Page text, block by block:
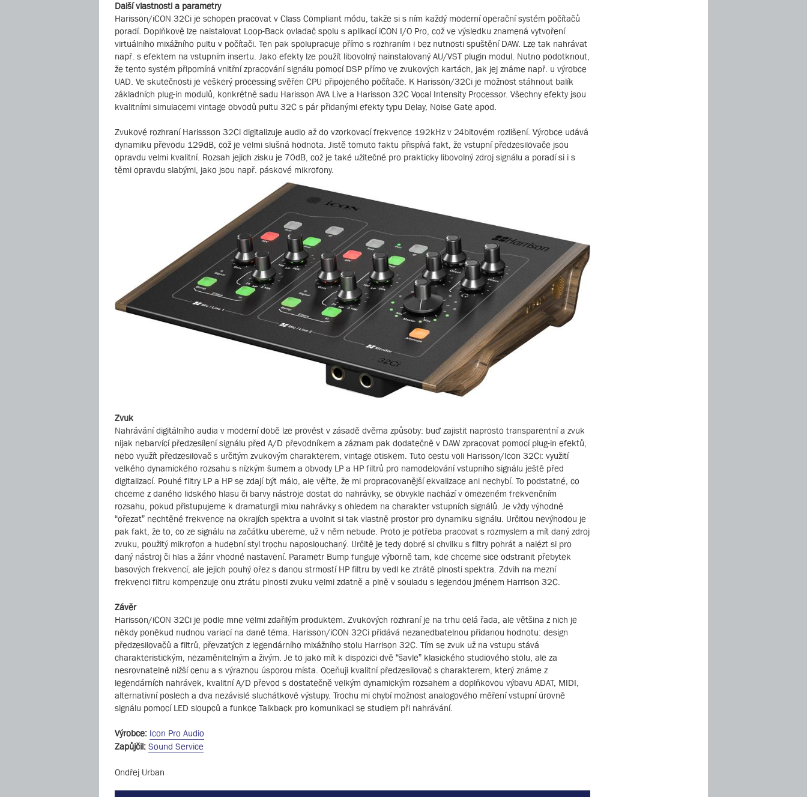
Další vlastnosti a parametry
Harisson/iCON 32Ci je schopen pracovat v Class Compliant módu, takže si s ním každý moderní operační systém počítačů
poradí. Doplňkově lze naistalovat Loop-Back ovladač spolu s aplikací iCON I/O Pro, což ve výsledku znamená vytvoření
virtuálního mixážního pultu v počítači. Ten pak spolupracuje přímo s rozhraním i bez nutnosti spuštění DAW. Lze tak nahrávat
např. s efektem na vstupním insertu. Jako efekty lze použít libovolný nainstalovaný AU/VST plugin modul. Nutno podotknout,
že tento systém připomíná vnitřní zpracování signálu pomocí DSP přímo ve zvukových kartách, jak jej známe např. u výrobce
UAD. Ve skutečnosti je veškerý processing svěřen CPU připojeného počítače. K Harisson/32Ci je možnost stáhnout balík
základních plug-in modulů, konkrétně sadu Harisson AVA Live a Harisson 32C Vocal Intensity Processor. Všechny efekty jsou
kvalitními simulacemi vintage obvodů pultu 32C s pár přidanými efekty typu Delay, Noise Gate apod.
Zvukové rozhraní Harissson 32Ci digitalizuje audio až do vzorkovací frekvence 192kHz v 24bitovém rozlišení. Výrobce udává
dynamiku převodu 129dB, což je velmi slušná hodnota. Jistě tomuto faktu přispívá fakt, že vstupní předzesilovače jsou
opravdu velmi kvalitní. Rozsah jejich zisku je 70dB, což je také užitečné pro prakticky libovolný zdroj signálu a poradí si i s
těmi opravdu slabými, jako jsou např. páskové mikrofony.
Zvuk
Nahrávání digitálního audia v moderní době lze provést v zásadě dvěma způsoby: buď zajistit naprosto transparentní a zvuk
nijak nebarvící předzesílení signálu před A/D převodníkem a záznam pak dodatečně v DAW zpracovat pomocí plug-in efektů,
nebo využít předzesilovač s určitým zvukovým charakterem, vintage otiskem. Tuto cestu voli Harisson/Icon 32Ci: využití
velkého dynamického rozsahu s nízkým šumem a obvody LP a HP filtrů pro namodelování vstupního signálu ještě před
digitalizací. Pouhé filtry LP a HP se zdají být málo, ale věřte, že mi propracovanější ekvalizace ani nechybí. To podstatné, co
chceme z daného lidského hlasu či barvy nástroje dostat do nahrávky, se obvykle nachází v omezeném frekvenčním
rozsahu, pokud přistupujeme k dramaturgii mixu nahrávky s ohledem na charakter vstupních signálů. Je vždy výhodné
“ořezat” nechtěné frekvence na okrajích spektra a uvolnit si tak vlastně prostor pro dynamiku signálu. Určitou nevýhodou je
pak fakt, že to, co ze signálu na začátku ubereme, už v něm nebude. Proto je potřeba pracovat s rozmyslem a mít daný zdroj
zvuku, použitý mikrofon a hudební styl trochu naposlouchaný. Určitě je tedy dobré si chvilku s filtry pohrát a nalézt si pro
daný nástroj či hlas a žánr vhodné nastavení. Parametr Bump funguje výborně tam, kde chceme sice odstranit přebytek
basových frekvencí, ale jejich pouhý ořez s danou strmostí HP filtru by vedl ke ztrátě plnosti spektra. Zdvih na mezní
frekvenci filtru kompenzuje onu ztrátu plnosti zvuku velmi zdatně a plně v souladu s legendou jménem Harrison 32C.
Závěr
Harisson/iCON 32Ci je podle mne velmi zdařilým produktem. Zvukových rozhraní je na trhu celá řada, ale většina z nich je
někdy poněkud nudnou variací na dané téma. Harisson/iCON 32Ci přidává nezanedbatelnou přidanou hodnotu: design
předzesilovačů a filtrů, převzatých z legendárního mixážního stolu Harrison 32C. Tím se zvuk už na vstupu stává
charakteristickým, nezaměnitelným a živým. Je to jako mít k dispozici dvě “šavle” klasického studiového stolu, ale za
nesrovnatelně nižší cenu a s výraznou úsporou místa. Oceňuji kvalitní předzesilovač s charakterem, který známe z
legendárních nahrávek, kvalitní A/D převod s dostatečně velkým dynamickým rozsahem a doplňkovou výbavu ADAT, MIDI,
alternativní poslech a dva nezávislé sluchátkové výstupy. Trochu mi chybí možnost analogového měření vstupní úrovně
signálu pomocí LED sloupců a funkce Talkback pro komunikaci se studiem při nahrávání.
Výrobce: Icon Pro Audio
Zapůjčil: Sound Service
Ondřej Urban